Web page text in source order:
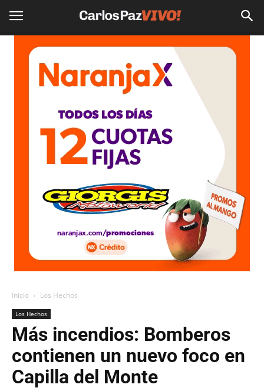
Inicio Los Hechos
Los Hechos
Más incendios: Bomberos
contienen un nuevo foco en
Capilla del Monte